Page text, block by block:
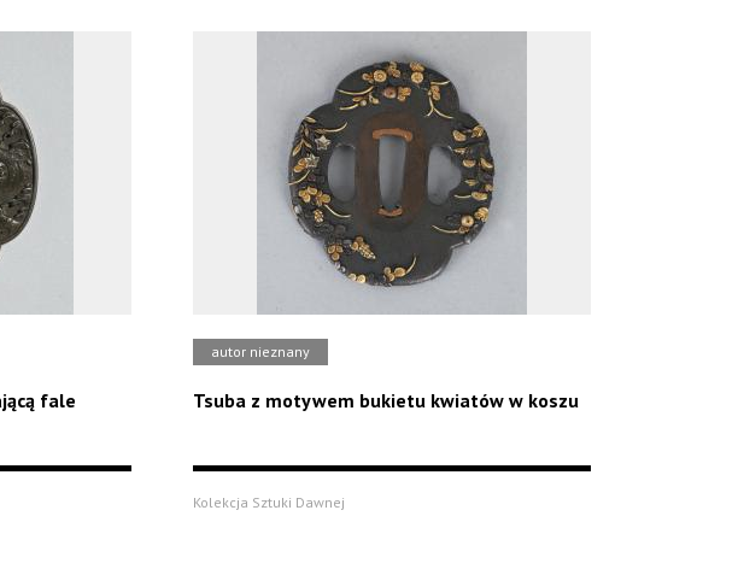
fale
autor nieznany
Tsuba z motywem bukietu kwiatów w koszu
Kolekcja Sztuki Dawnej